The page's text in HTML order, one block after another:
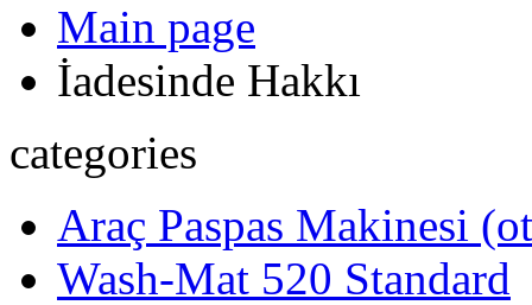
Main page
İadesinde Hakkı
categories
Araç Paspas Makinesi
Wash-Mat 520 Standard